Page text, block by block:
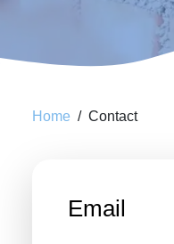
Home Contact
Email